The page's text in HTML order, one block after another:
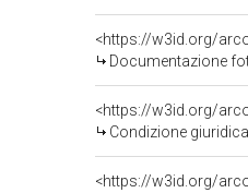
Documentazione
Condizione
<https://w3id.org/